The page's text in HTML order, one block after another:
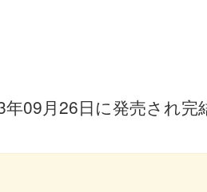
09月26日に発売され完